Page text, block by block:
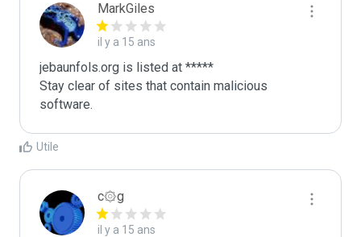
MarkGiles
il y a 15 ans
jebaunfols.org is listed at *****
Stay clear of sites that contain malicious
software.
Utile
c۞g
il y a 15 ans